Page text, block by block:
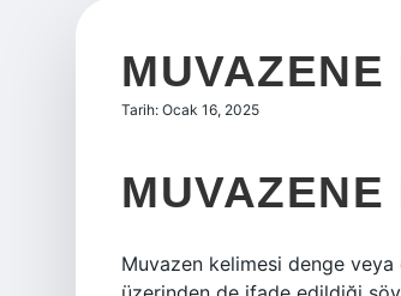
Tarih: Ocak 16, 2025
MUVAZENE
Muvazen ​​kelimesi denge